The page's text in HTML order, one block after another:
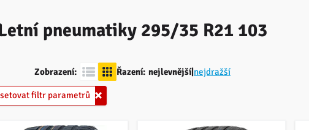
pneumatiky 295/35 R21 103
Zobrazení: Řazení: nejlevnější|nejdražší
filtr parametrů